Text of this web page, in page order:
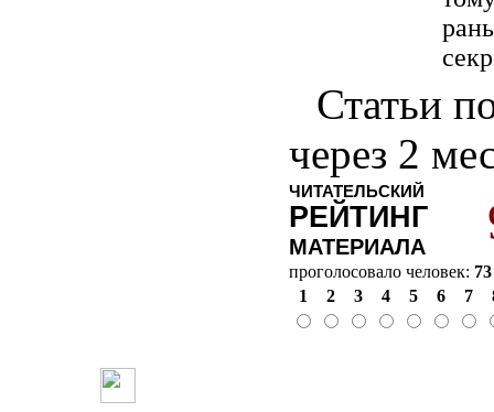
Статьи
через 2
ЧИТАТЕЛЬСКИЙ
РЕЙТИНГ
МАТЕРИАЛА
проголосовало человек: 73
1
2 3 4 5 6 7